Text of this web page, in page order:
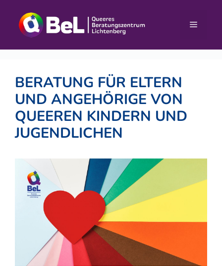
Inhalt
springen
Menü
BERATUNG FÜR ELTERN
UND ANGEHÖRIGE VON
QUEEREN KINDERN UND
JUGENDLICHEN